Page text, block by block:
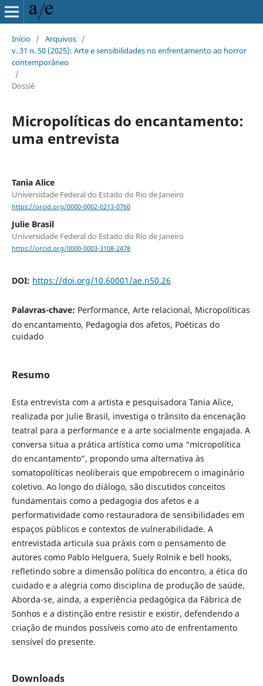
Início / Arquivos /
v. 31 n. 50 (2025): Arte e sensibilidades no enfrentamento ao horror
contemporâneo
/
Dossiê
Micropolíticas do encantamento:
uma entrevista
Tania Alice
Universidade Federal do Estado do Rio de Janeiro
https://orcid.org/0000-0002-0213-0760
Julie Brasil
Universidade Federal do Estado do Rio de Janeiro
https://orcid.org/0000-0003-3108-2478
DOI: https://doi.org/10.60001/ae.n50.26
Palavras-chave: Performance, Arte relacional, Micropolíticas
do encantamento, Pedagogia dos afetos, Poéticas do
cuidado
Resumo
Esta entrevista com a artista e pesquisadora Tania Alice,
realizada por Julie Brasil, investiga o trânsito da encenação
teatral para a performance e a arte socialmente engajada. A
conversa situa a prática artística como uma “micropolítica
do encantamento”, propondo uma alternativa às
somatopolíticas neoliberais que empobrecem o imaginário
coletivo. Ao longo do diálogo, são discutidos conceitos
fundamentais como a pedagogia dos afetos e a
performatividade como restauradora de sensibilidades em
espaços públicos e contextos de vulnerabilidade. A
entrevistada articula sua práxis com o pensamento de
autores como Pablo Helguera, Suely Rolnik e bell hooks,
refletindo sobre a dimensão política do encontro, a ética do
cuidado e a alegria como disciplina de produção de saúde.
Aborda-se, ainda, a experiência pedagógica da Fábrica de
Sonhos e a distinção entre resistir e existir, defendendo a
criação de mundos possíveis como ato de enfrentamento
sensível do presente.
Downloads